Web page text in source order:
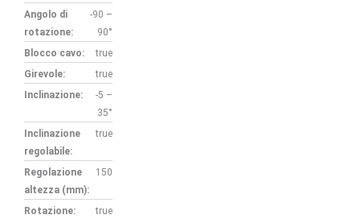
Angolo di
rotazione:
-90 –
90°
Blocco cavo:
true
Girevole:
true
Inclinazione:
-5 –
35°
Inclinazione
regolabile:
true
Regolazione
altezza (mm):
150
Rotazione:
true